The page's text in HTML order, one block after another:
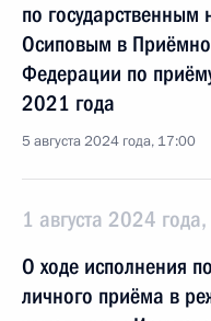
по
Осиповым в
Федерации по
2021 года
5 августа 2024 года, 17:00
1 августа 2024 года,
О ходе исполнения
личного приёма в